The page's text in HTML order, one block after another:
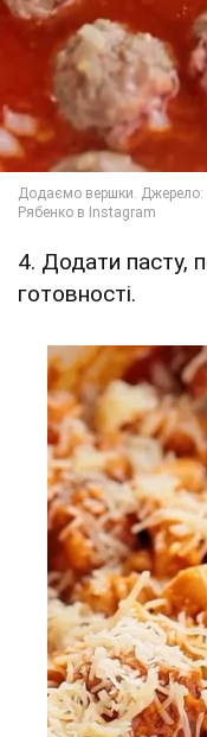
4. Додати пасту,
готовності.